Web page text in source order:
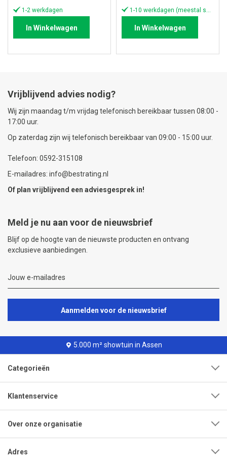
1-2 werkdagen
In Winkelwagen In Winkelwagen
Vrijblijvend advies nodig?
Wij zijn maandag t/m vrijdag telefonisch bereikbaar tussen 08:00 -
17:00 uur.
Op zaterdag zijn wij telefonisch bereikbaar van 09:00 - 15:00 uur.
Telefoon: 0592-315108
E-mailadres: info@bestrating.nl
Of plan vrijblijvend een adviesgesprek in!
Meld je nu aan voor de nieuwsbrief
Blijf op de hoogte van de nieuwste producten en ontvang
exclusieve aanbiedingen.
Aanmelden voor de nieuwsbrief
5.000 m² showtuin in Assen
Categorieën
Klantenservice
Over onze organisatie
Adres